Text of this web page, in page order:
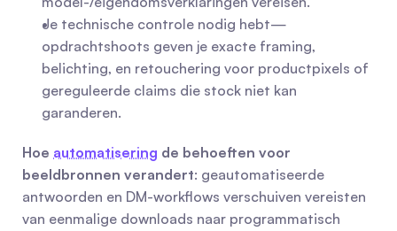
Je technische controle nodig hebt—
opdrachtshoots geven je exacte framing,
belichting, en retouchering voor productpixels of
gereguleerde claims die stock niet kan
garanderen.
Hoe automatisering de behoeften voor
beeldbronnen verandert: geautomatiseerde
antwoorden en DM-workflows verschuiven vereisten
van eenmalige downloads naar programmatisch